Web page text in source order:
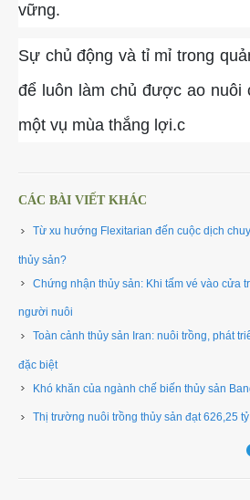
vững.
Sự chủ động và tỉ mỉ trong
để luôn làm chủ được ao nuôi
một vụ mùa thắng lợi.c
CÁC BÀI VIẾT KHÁC
Từ xu hướng Flexitarian đến cuộc dịch
thủy sản? ​
Chứng nhận thủy sản: Khi tấm vé vào cửa
người nuôi
Toàn cảnh thủy sản Iran: nuôi trồng, phát
đặc biệt ​
Khó khăn của ngành chế biến thủy sản
Thị trường nuôi trồng thủy sản đạt 626,25